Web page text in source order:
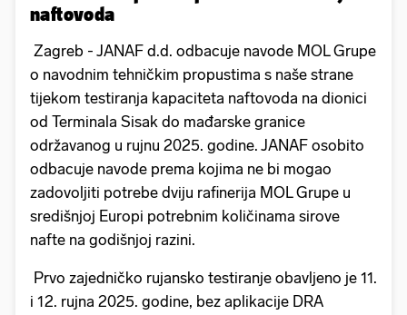
naftovoda
Zagreb - JANAF d.d. odbacuje navode MOL Grupe
o navodnim tehničkim propustima s naše strane
tijekom testiranja kapaciteta naftovoda na dionici
od Terminala Sisak do mađarske granice
održavanog u rujnu 2025. godine. JANAF osobito
odbacuje navode prema kojima ne bi mogao
zadovoljiti potrebe dviju rafinerija MOL Grupe u
središnjoj Europi potrebnim količinama sirove
nafte na godišnjoj razini.
Prvo zajedničko rujansko testiranje obavljeno je 11.
i 12. rujna 2025. godine, bez aplikacije DRA